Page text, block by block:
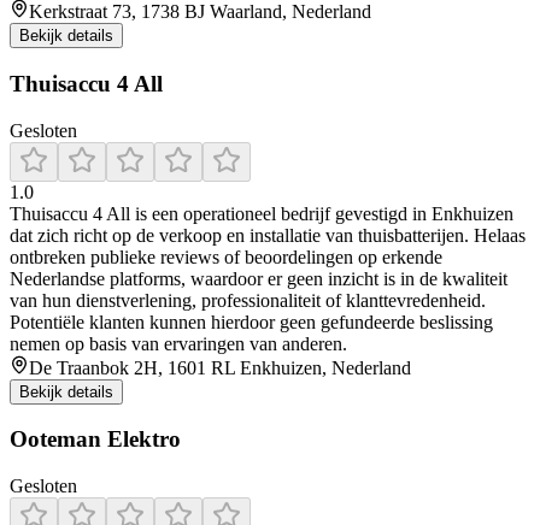
Kerkstraat 73, 1738 BJ Waarland, Nederland
Bekijk details
Thuisaccu 4 All
Gesloten
1.0
Thuisaccu 4 All is een operationeel bedrijf gevestigd in Enkhuizen
dat zich richt op de verkoop en installatie van thuisbatterijen. Helaas
ontbreken publieke reviews of beoordelingen op erkende
Nederlandse platforms, waardoor er geen inzicht is in de kwaliteit
van hun dienstverlening, professionaliteit of klanttevredenheid.
Potentiële klanten kunnen hierdoor geen gefundeerde beslissing
nemen op basis van ervaringen van anderen.
De Traanbok 2H, 1601 RL Enkhuizen, Nederland
Bekijk details
Ooteman Elektro
Gesloten